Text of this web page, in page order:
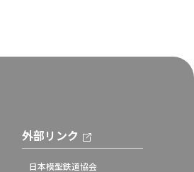
外部リンク
日本模型鉄道協会